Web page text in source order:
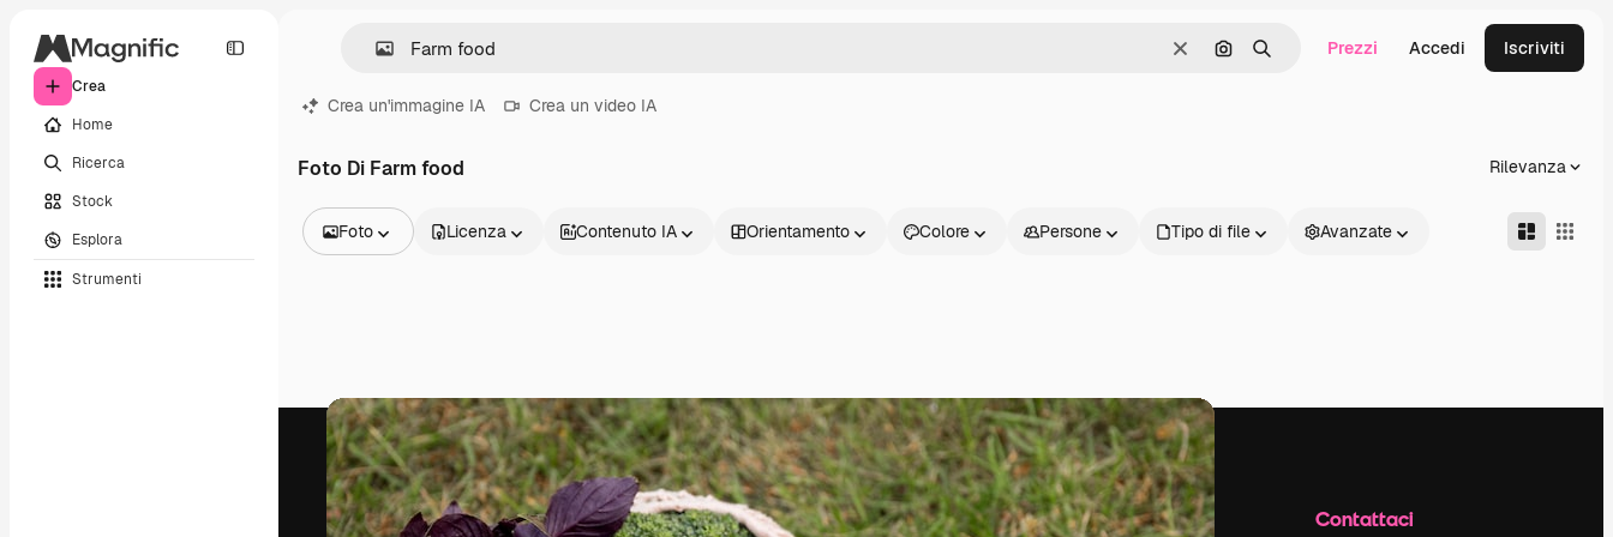
Crea
Home
Ricerca
Stock
Esplora
Strumenti
CancellaCerca per immagine
Ricerca Prezzi Accedi Iscriviti
Crea un'immagine IA Crea un video IA
Foto Di Farm food Rilevanza
Foto
Video
Clip video
Motion graphic
Modelli di video
Icone
Modelli 3D
Font
Licenza Contenuto IA Orientamento Colore Persone Tipo di file Avanzate
Prodotti Inizia Azienda Contattaci